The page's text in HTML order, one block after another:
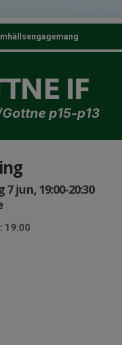
IF
p15-p13
7 jun, 19:00-20:30
19:00